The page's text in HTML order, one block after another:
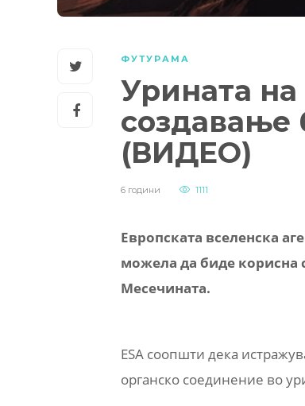
ФУТУРАМА
Урината на
создавање
(ВИДЕО)
6 години 1111
Европската вселенска
можела да биде корисна
Месечината.
ESA соопшти дека
органско соединение во